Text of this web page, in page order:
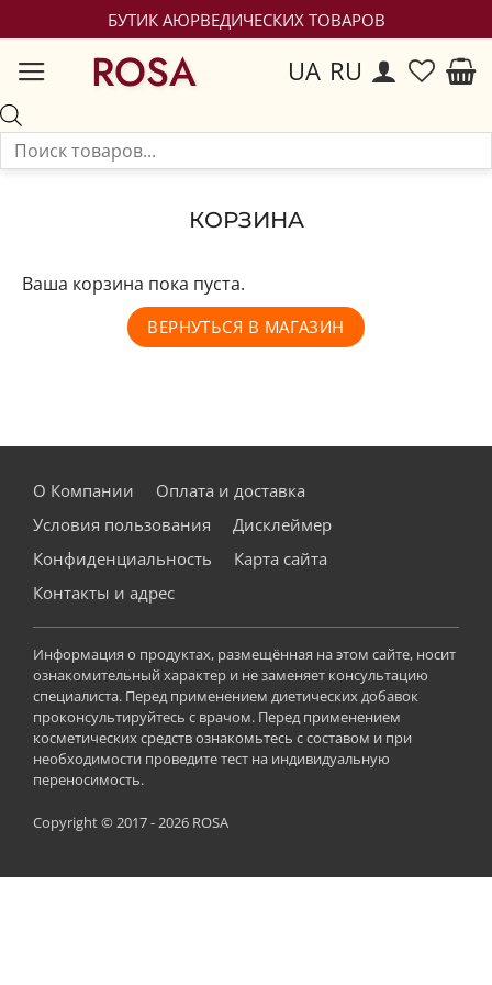
БУТИК АЮРВЕДИЧЕСКИХ ТОВАРОВ
ROSA UA RU
КОРЗИНА
Ваша корзина пока пуста.
ВЕРНУТЬСЯ В МАГАЗИН
О Компании
Оплата и доставка
Условия пользования
Дисклеймер
Конфиденциальность
Карта сайта
Контакты и адрес
Информация о продуктах, размещённая на этом сайте, носит
ознакомительный характер и не заменяет консультацию
специалиста. Перед применением диетических добавок
проконсультируйтесь с врачом. Перед применением
косметических средств ознакомьтесь с составом и при
необходимости проведите тест на индивидуальную
переносимость.
Copyright © 2017 - 2026 ROSA